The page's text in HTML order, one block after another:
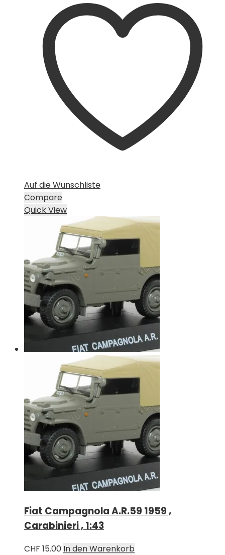
Auf die Wunschliste
Compare
Quick View
Fiat Campagnola A.R.59 1959 ,
Carabinieri , 1:43
CHF 15.00 In den Warenkorb